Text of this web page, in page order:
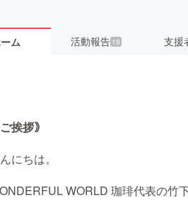
ム 活動報告 19 支援
ご挨拶｠
にちは。
WORLD 珈琲代表の竹下